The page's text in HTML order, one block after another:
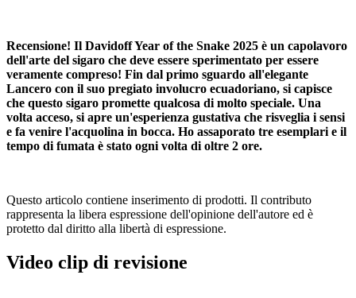
Recensione! Il Davidoff Year of the Snake 2025 è un capolavoro
dell'arte del sigaro che deve essere sperimentato per essere
veramente compreso! Fin dal primo sguardo all'elegante
Lancero con il suo pregiato involucro ecuadoriano, si capisce
che questo sigaro promette qualcosa di molto speciale. Una
volta acceso, si apre un'esperienza gustativa che risveglia i sensi
e fa venire l'acquolina in bocca. Ho assaporato tre esemplari e il
tempo di fumata è stato ogni volta di oltre 2 ore.
Questo articolo contiene inserimento di prodotti. Il contributo
rappresenta la libera espressione dell'opinione dell'autore ed è
protetto dal diritto alla libertà di espressione.
Video clip di revisione